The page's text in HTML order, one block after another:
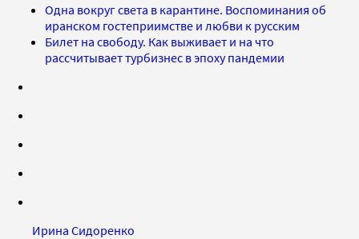
Одна вокруг света в карантине. Воспоминания об
иранском гостеприимстве и любви к русским
Билет на свободу. Как выживает и на что
рассчитывает турбизнес в эпоху пандемии
Ирина Сидоренко